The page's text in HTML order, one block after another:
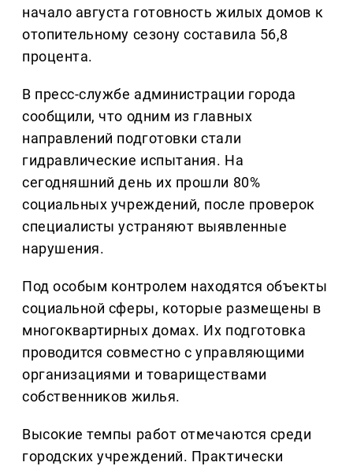
начало августа готовность жилых домов к
отопительному сезону составила 56,8
процента.
В пресс-службе администрации города
сообщили, что одним из главных
направлений подготовки стали
гидравлические испытания. На
сегодняшний день их прошли 80%
социальных учреждений, после проверок
специалисты устраняют выявленные
нарушения.
Под особым контролем находятся объекты
социальной сферы, которые размещены в
многоквартирных домах. Их подготовка
проводится совместно с управляющими
организациями и товариществами
собственников жилья.
Высокие темпы работ отмечаются среди
городских учреждений. Практически